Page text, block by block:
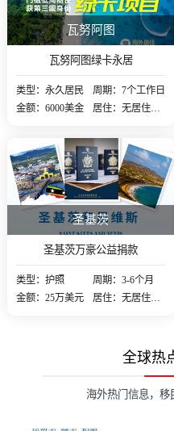
瓦努阿图
瓦努阿图绿卡永居
类型：永久居民
周期：7个工作日
金额：6000美金
居住：无居住要
圣基茨
圣基茨万豪公益捐款
类型：护照
周期：3-6个月
金额：25万美元
居住：无居住要
全球热
海外热门信息，移